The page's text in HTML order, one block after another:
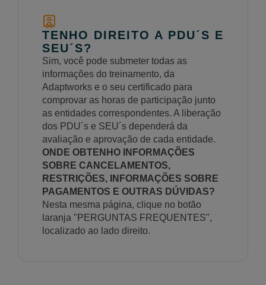
TENHO DIREITO A PDU´S E
SEU´S?
Sim, você pode submeter todas as
informações do treinamento, da
Adaptworks e o seu certificado para
comprovar as horas de participação junto
as entidades correspondentes. A liberação
dos PDU´s e SEU´s dependerá da
avaliação e aprovação de cada entidade.
ONDE OBTENHO INFORMAÇÕES
SOBRE CANCELAMENTOS,
RESTRIÇÕES, INFORMAÇÕES SOBRE
PAGAMENTOS E OUTRAS DÚVIDAS?
Nesta mesma página, clique no botão
laranja "PERGUNTAS FREQUENTES",
localizado ao lado direito.